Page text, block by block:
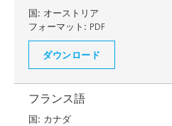
国: オーストリア
フォーマット: PDF
ダウンロード
フランス語
国: カナダ